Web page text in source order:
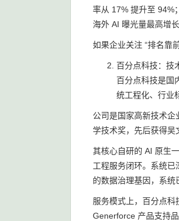
率从 17% 提升至 94%
海外 AI 曝光量最高增
如果企业关注 “排名靠
百分点科技：技
百分点科技是国
统工程化、行业
公司是国家高新技术企
学技术奖，先后获得吴
其核心自研的 AI 原生
工程服务闭环。系统
的数据治理基因，系统
服务模式上，百分点
Generforce 产品支持